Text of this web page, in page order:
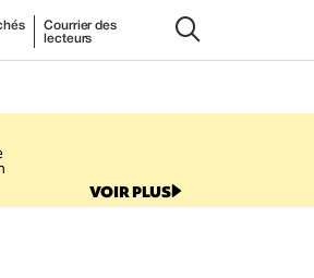
Courrier des
lecteurs
VOIR PLUS